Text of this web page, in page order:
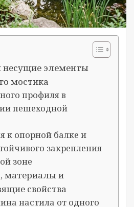
несущие элементы
мостика
профиля в
пешеходной
к опорной балке и
закрепления
зоне
материалы и
свойства
настила от одного